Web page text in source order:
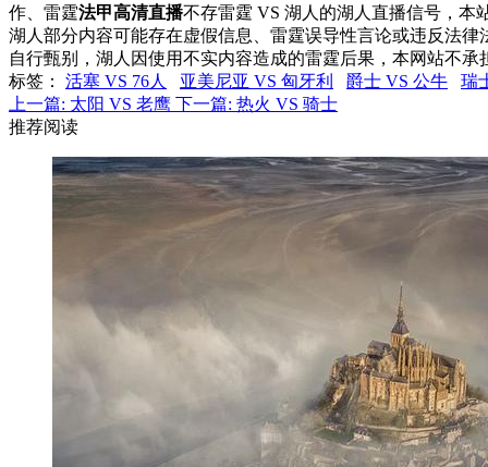
作、雷霆法甲高清直播不存雷霆 VS 湖人的湖人直播信号，本
湖人部分内容可能存在虚假信息、雷霆误导性言论或违反法律
自行甄别，湖人因使用不实内容造成的雷霆后果，本网站不承
标签 ： 活塞 VS 76人 亚美尼亚 VS 匈牙利 爵士 VS 公牛
瑞
上一篇: 太阳 VS 老鹰 下一篇: 热火 VS 骑士
推荐阅读